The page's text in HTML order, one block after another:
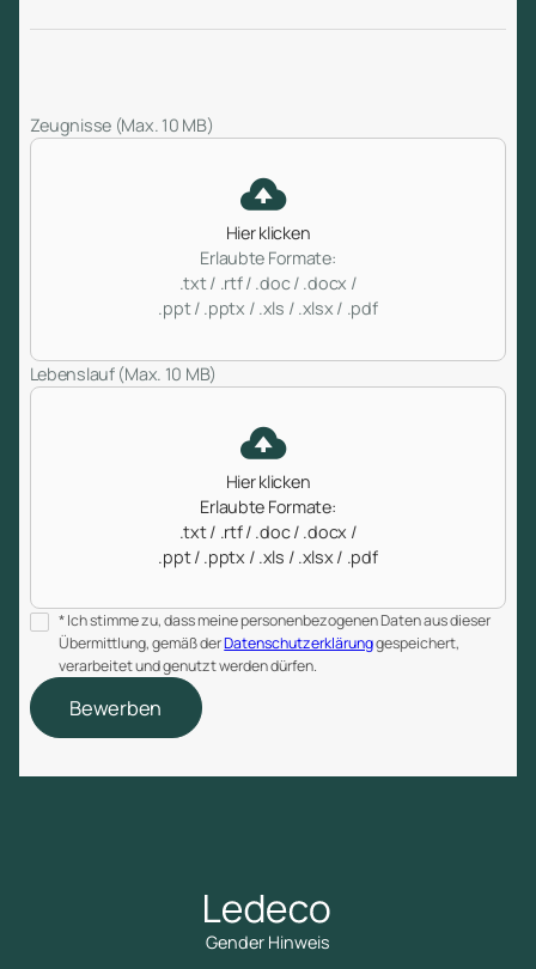
Zeugnisse (Max. 10 MB)
Hier klicken
Erlaubte Formate:
.txt / .rtf / .doc / .docx /
.ppt / .pptx / .xls / .xlsx / .pdf
Lebenslauf (Max. 10 MB)
Hier klicken
Erlaubte Formate:
.txt / .rtf / .doc / .docx /
.ppt / .pptx / .xls / .xlsx / .pdf
* Ich stimme zu, dass meine personenbezogenen Daten aus dieser
Übermittlung, gemäß derDatenschutzerklärunggespeichert,
verarbeitet und genutzt werden dürfen.
Bewerben
Gender Hinweis